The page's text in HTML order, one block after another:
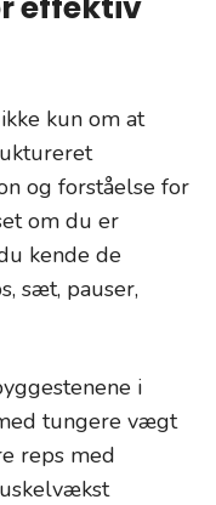
kun om at
og forståelse for
om du er
kende de
sæt, pauser,
i
tungere vægt
reps med